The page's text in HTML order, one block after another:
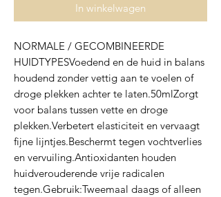
In winkelwagen
NORMALE / GECOMBINEERDE
HUIDTYPESVoedend en de huid in balans
houdend zonder vettig aan te voelen of
droge plekken achter te laten.50mlZorgt
voor balans tussen vette en droge
plekken.Verbetert elasticiteit en vervaagt
fijne lijntjes.Beschermt tegen vochtverlies
en vervuiling.Antioxidanten houden
huidverouderende vrije radicalen
tegen.Gebruik:Tweemaal daags of alleen